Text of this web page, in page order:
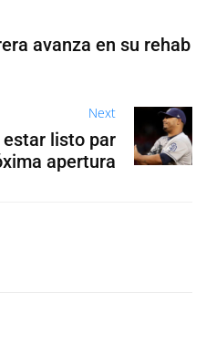
avanza en su rehab
Next
listo par
apertura